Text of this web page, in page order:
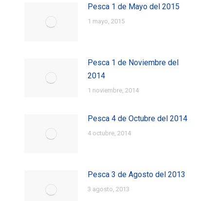
Pesca 1 de Mayo del 2015
1 mayo, 2015
Pesca 1 de Noviembre del
2014
1 noviembre, 2014
Pesca 4 de Octubre del 2014
4 octubre, 2014
Pesca 3 de Agosto del 2013
3 agosto, 2013